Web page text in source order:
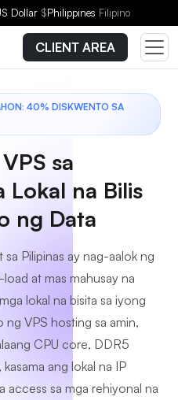
Dollar $Philippines Filipino
CLIENT AREA
40% DISKWENTO SA
sa
Lokal na Bilis
ng Data
Pilipinas ay nag-aalok ng
at mas mahusay na
lokal na bisita sa iyong
ng VPS hosting sa amin,
CPU core, DDR5
ang lokal na IP
access sa mga rehiyonal na